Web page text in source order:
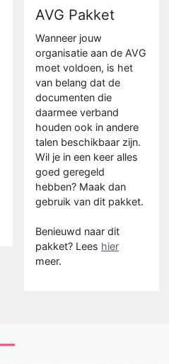
AVG Pakket
Wanneer jouw
organisatie aan de AVG
moet voldoen, is het
van belang dat de
documenten die
daarmee verband
houden ook in andere
talen beschikbaar zijn.
Wil je in een keer alles
goed geregeld
hebben? Maak dan
gebruik van dit pakket.
Benieuwd naar dit
pakket? Lees hier
meer.